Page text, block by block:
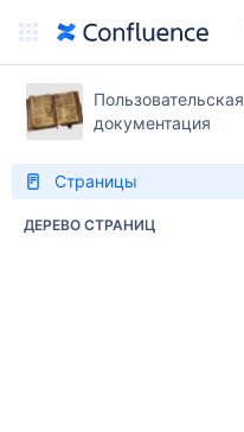
Пользовательская
документация
Страницы
ДЕРЕВО СТРАНИЦ